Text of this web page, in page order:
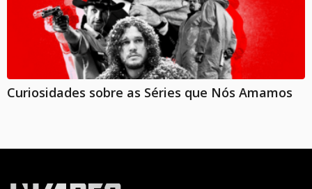
Curiosidades sobre as Séries que Nós Amamos